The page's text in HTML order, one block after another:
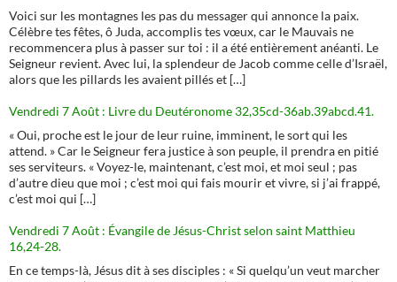
Voici sur les montagnes les pas du messager qui annonce la paix.
Célèbre tes fêtes, ô Juda, accomplis tes vœux, car le Mauvais ne
recommencera plus à passer sur toi : il a été entièrement anéanti. Le
Seigneur revient. Avec lui, la splendeur de Jacob comme celle d’Israël,
alors que les pillards les avaient pillés et […]
Vendredi 7 Août : Livre du Deutéronome 32,35cd-36ab.39abcd.41.
« Oui, proche est le jour de leur ruine, imminent, le sort qui les
attend. » Car le Seigneur fera justice à son peuple, il prendra en pitié
ses serviteurs. « Voyez-le, maintenant, c’est moi, et moi seul ; pas
d’autre dieu que moi ; c’est moi qui fais mourir et vivre, si j’ai frappé,
c’est moi qui […]
Vendredi 7 Août : Évangile de Jésus-Christ selon saint Matthieu
16,24-28.
En ce temps-là, Jésus dit à ses disciples : « Si quelqu’un veut marcher